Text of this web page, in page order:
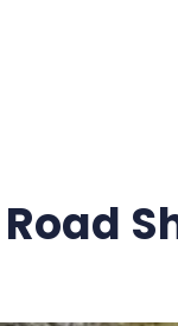
Road